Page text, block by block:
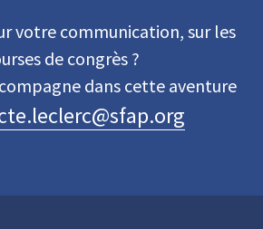
votre communication, sur les
de congrès ?
dans cette aventure